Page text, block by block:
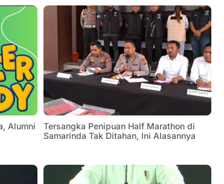
Alumni
Tersangka Penipuan Half Marathon di
Samarinda Tak Ditahan, Ini Alasannya